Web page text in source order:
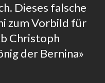
Dieses falsche
zum Vorbild für
Christoph
der Bernina»